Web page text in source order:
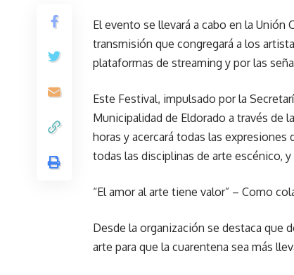
El evento se llevará a cabo en la
transmisión que congregará a los
plataformas de streaming y por las
Este Festival, impulsado por la
Municipalidad de Eldorado a través de
horas y acercará todas las
todas las disciplinas de arte escénico,
“El amor al arte tiene valor” – Como
Desde la organización se destaca que
arte para que la cuarentena sea más